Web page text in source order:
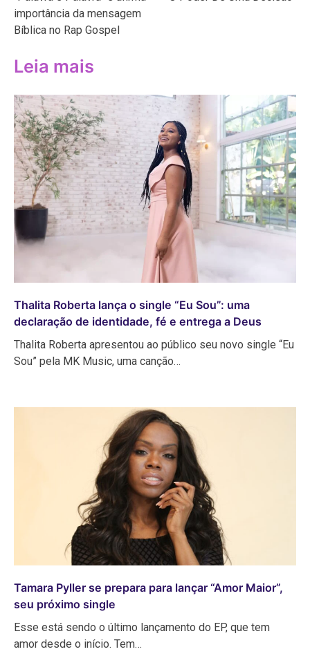
Post
importância da mensagem
Bíblica no Rap Gospel
Leia mais
Thalita Roberta lança o single “Eu Sou”: uma
declaração de identidade, fé e entrega a Deus
Thalita Roberta apresentou ao público seu novo single “Eu
Sou” pela MK Music, uma canção…
Tamara Pyller se prepara para lançar “Amor Maior”,
seu próximo single
Esse está sendo o último lançamento do EP, que tem
amor desde o início. Tem…